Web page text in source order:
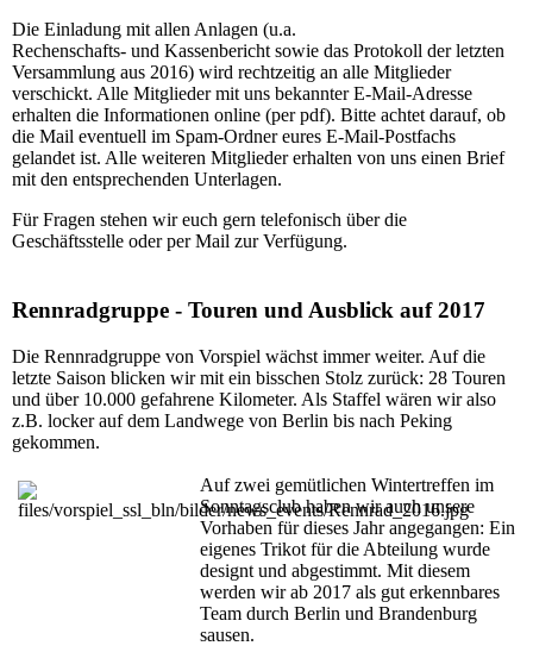
Die Einladung mit allen Anlagen (u.a.
Rechenschafts- und Kassenbericht sowie das Protokoll der letzten
Versammlung aus 2016) wird rechtzeitig an alle Mitglieder
verschickt. Alle Mitglieder mit uns bekannter E-Mail-Adresse
erhalten die Informationen online (per pdf). Bitte achtet darauf, ob
die Mail eventuell im Spam-Ordner eures E-Mail-Postfachs
gelandet ist. Alle weiteren Mitglieder erhalten von uns einen Brief
mit den entsprechenden Unterlagen.
Für Fragen stehen wir euch gern telefonisch über die
Geschäftsstelle oder per Mail zur Verfügung.
Rennradgruppe - Touren und Ausblick auf 2017
Die Rennradgruppe von Vorspiel wächst immer weiter. Auf die
letzte Saison blicken wir mit ein bisschen Stolz zurück: 28 Touren
und über 10.000 gefahrene Kilometer. Als Staffel wären wir also
z.B. locker auf dem Landwege von Berlin bis nach Peking
gekommen.
Auf zwei gemütlichen Wintertreffen im
Sonntagsclub haben wir auch unsere
Vorhaben für dieses Jahr angegangen: Ein
eigenes Trikot für die Abteilung wurde
designt und abgestimmt. Mit diesem
werden wir ab 2017 als gut erkennbares
Team durch Berlin und Brandenburg
sausen.